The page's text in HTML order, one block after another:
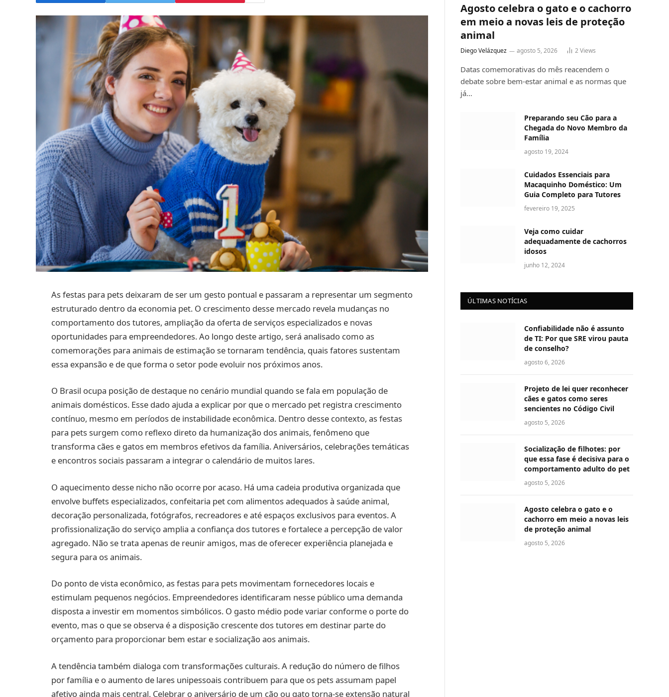
As festas para pets deixaram de ser um gesto pontual e passaram a representar um segmento
estruturado dentro da economia pet. O crescimento desse mercado revela mudanças no
comportamento dos tutores, ampliação da oferta de serviços especializados e novas
oportunidades para empreendedores. Ao longo deste artigo, será analisado como as
comemorações para animais de estimação se tornaram tendência, quais fatores sustentam
essa expansão e de que forma o setor pode evoluir nos próximos anos.
O Brasil ocupa posição de destaque no cenário mundial quando se fala em população de
animais domésticos. Esse dado ajuda a explicar por que o mercado pet registra crescimento
contínuo, mesmo em períodos de instabilidade econômica. Dentro desse contexto, as festas
para pets surgem como reflexo direto da humanização dos animais, fenômeno que
transforma cães e gatos em membros efetivos da família. Aniversários, celebrações temáticas
e encontros sociais passaram a integrar o calendário de muitos lares.
O aquecimento desse nicho não ocorre por acaso. Há uma cadeia produtiva organizada que
envolve buffets especializados, confeitaria pet com alimentos adequados à saúde animal,
decoração personalizada, fotógrafos, recreadores e até espaços exclusivos para eventos. A
profissionalização do serviço amplia a confiança dos tutores e fortalece a percepção de valor
agregado. Não se trata apenas de reunir amigos, mas de oferecer experiência planejada e
segura para os animais.
Do ponto de vista econômico, as festas para pets movimentam fornecedores locais e
estimulam pequenos negócios. Empreendedores identificaram nesse público uma demanda
disposta a investir em momentos simbólicos. O gasto médio pode variar conforme o porte do
evento, mas o que se observa é a disposição crescente dos tutores em destinar parte do
orçamento para proporcionar bem estar e socialização aos animais.
A tendência também dialoga com transformações culturais. A redução do número de filhos
por família e o aumento de lares unipessoais contribuem para que os pets assumam papel
afetivo ainda mais central. Celebrar o aniversário de um cão ou gato torna-se extensão natural
Agosto celebra o gato e o cachorro
em meio a novas leis de proteção
animal
Diego Velázquez agosto 5, 2026 2Views
Datas comemorativas do mês reacendem o
debate sobre bem-estar animal e as normas que
já…
Preparando seu Cão para a
Chegada do Novo Membro da
Família
agosto 19, 2024
Cuidados Essenciais para
Macaquinho Doméstico: Um
Guia Completo para Tutores
fevereiro 19, 2025
Veja como cuidar
adequadamente de cachorros
idosos
junho 12, 2024
ÚLTIMAS NOTÍCIAS
Confiabilidade não é assunto
de TI: Por que SRE virou pauta
de conselho?
agosto 6, 2026
Projeto de lei quer reconhecer
cães e gatos como seres
sencientes no Código Civil
agosto 5, 2026
Socialização de filhotes: por
que essa fase é decisiva para o
comportamento adulto do pet
agosto 5, 2026
Agosto celebra o gato e o
cachorro em meio a novas leis
de proteção animal
agosto 5, 2026